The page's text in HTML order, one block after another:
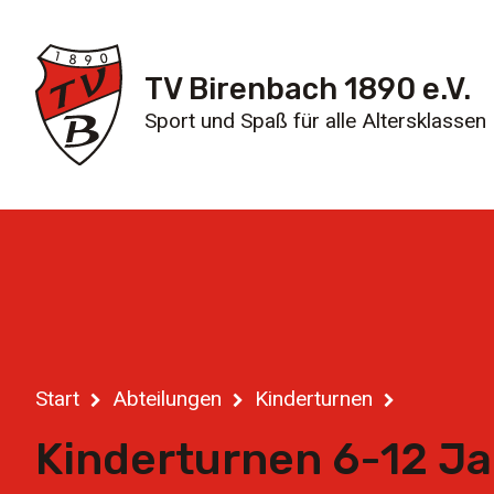
TV Birenbach 1890 e.V.
Sport und Spaß für alle Altersklassen
Start Abteilungen Kinderturnen
Kinderturnen 6-12